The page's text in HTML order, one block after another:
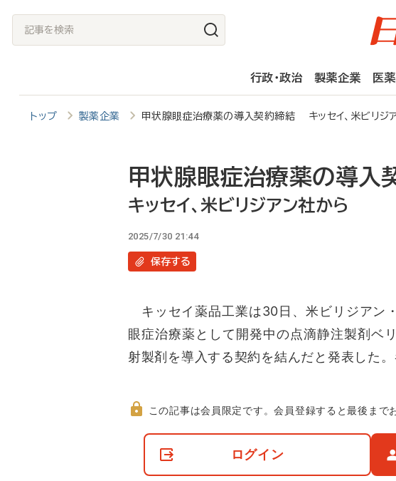
記
事
検
行政・政治 製薬企業 医
トップ 製薬企業 甲状腺眼症治療薬の導入契約締結 キッセイ、米ビリジ
甲状腺眼症治療薬の導入
キッセイ、米ビリジアン社から
2025/7/30 21:44
保存する
キッセイ薬品工業は30日、米ビリジアン
眼症治療薬として開発中の点滴静注製剤ベ
射製剤を導入する契約を結んだと発表した
この記事は会員限定です。会員登録すると最後まで
ログイン